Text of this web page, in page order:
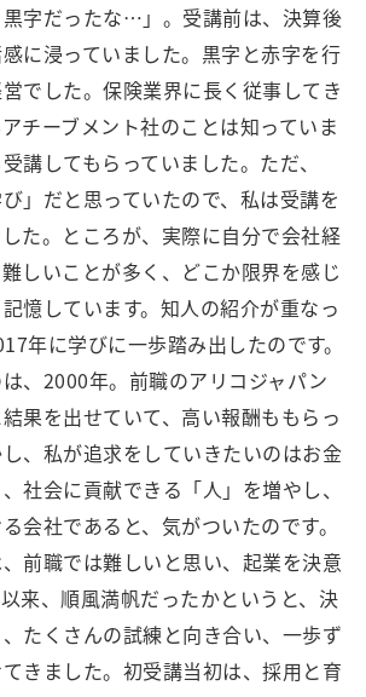
黒字だったな…」。受講前は、決算後
に浸っていました。黒字と赤字を行
でした。保険業界に長く従事してき
チーブメント社のことは知っていま
講してもらっていました。ただ、
び」だと思っていたので、私は受講を
た。ところが、実際に自分で会社経
しいことが多く、どこか限界を感じ
憶しています。知人の紹介が重なっ
年に学びに一歩踏み出したのです。
、2000年。前職のアリコジャパン
果を出せていて、高い報酬ももらっ
、私が追求をしていきたいのはお金
社会に貢献できる「人」を増やし、
会社であると、気がついたのです。
前職では難しいと思い、起業を決意
来、順風満帆だったかというと、決
たくさんの試練と向き合い、一歩ず
きました。初受講当初は、採用と育